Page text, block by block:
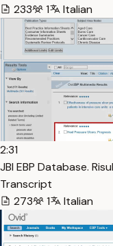
233
1 Italian
2:31
JBI EBP Database.
Transcript
273
1 Italian